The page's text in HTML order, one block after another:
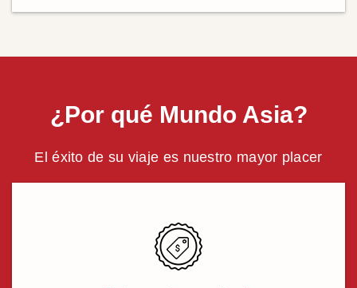
¿Por qué Mundo Asia?
El éxito de su viaje es nuestro mayor placer